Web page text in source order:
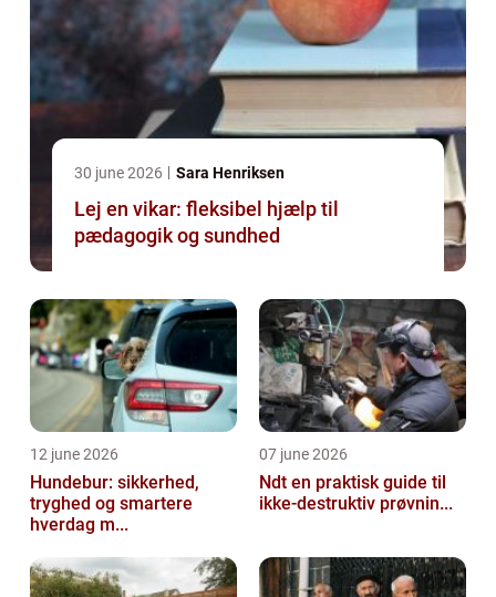
30 june 2026 Sara Henriksen
Lej en vikar: fleksibel hjælp til
pædagogik og sundhed
12 june 2026
Hundebur: sikkerhed,
tryghed og smartere
hverdag m...
07 june 2026
Ndt en praktisk guide til
ikke-destruktiv prøvnin...